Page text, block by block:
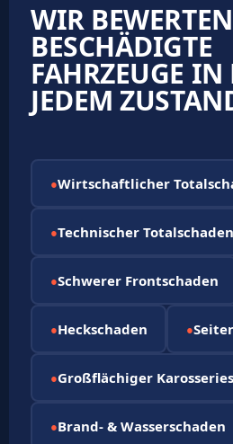
WIR BEWERTEN
BESCHÄDIGTE
FAHRZEUGE
JEDEM
●Wirtschaftlicher
●Technischer Totalschaden
●Schwerer Frontschaden
●Heckschaden ●
●Großflächiger
●Brand- & Wasserschaden